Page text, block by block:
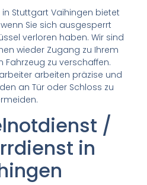
in Stuttgart Vaihingen bietet
Sie sich ausgesperrt
verloren haben. Wir sind
wieder Zugang zu Ihrem
Fahrzeug zu verschaffen.
arbeiten präzise und
an Tür oder Schloss zu
/
in